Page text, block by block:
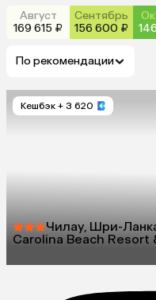
Август
169 615 ₽
Сентябрь
156 600 ₽
По рекомендации
Кешбэк + 3 620
Чилау, Шри-
Carolina Beach Resort